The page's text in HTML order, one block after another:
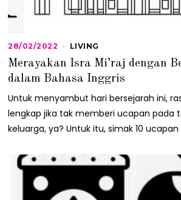
28/02/2022
/
0
/
0
2
2
LIVING
Merayakan Isra Mi’raj dengan
dalam Bahasa Inggris
Untuk menyambut hari bersejarah ini,
lengkap jika tak memberi ucapan pada
keluarga, ya? Untuk itu, simak 10